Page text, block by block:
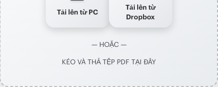
Tải lên từ PC
Tải lên từ
Dropbox
— HOẶC —
KÉO VÀ THẢ TỆP PDF TẠI ĐÂY